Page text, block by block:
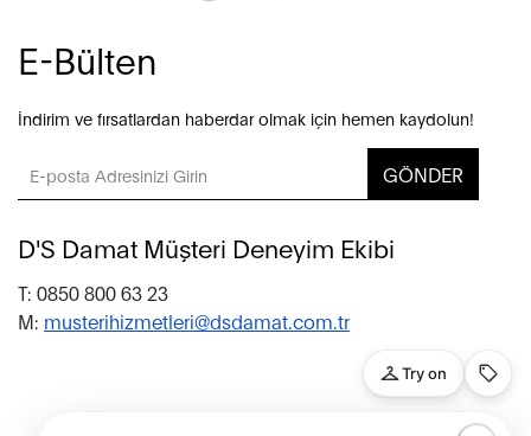
E-Bülten
İndirim ve fırsatlardan haberdar olmak için hemen kaydolun!
GÖNDER
D'S Damat Müşteri Deneyim Ekibi
T: 0850 800 63 23
M: musterihizmetleri@dsdamat.com.tr